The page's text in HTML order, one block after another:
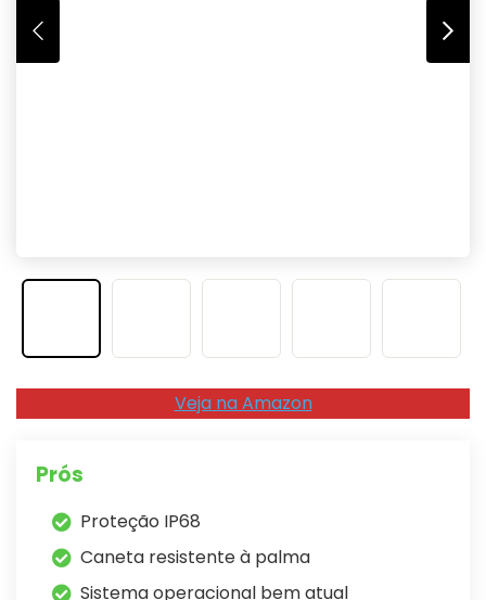
Veja na Amazon
Prós
Proteção IP68
Caneta resistente à palma
Sistema operacional bem atual